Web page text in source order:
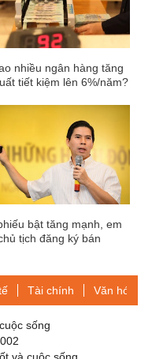
nhiều ngân hàng tăng
tiết kiệm lên 6%/năm?
bật tăng mạnh, em
tịch đăng ký bán
Tài chính Văn hóa-
sống